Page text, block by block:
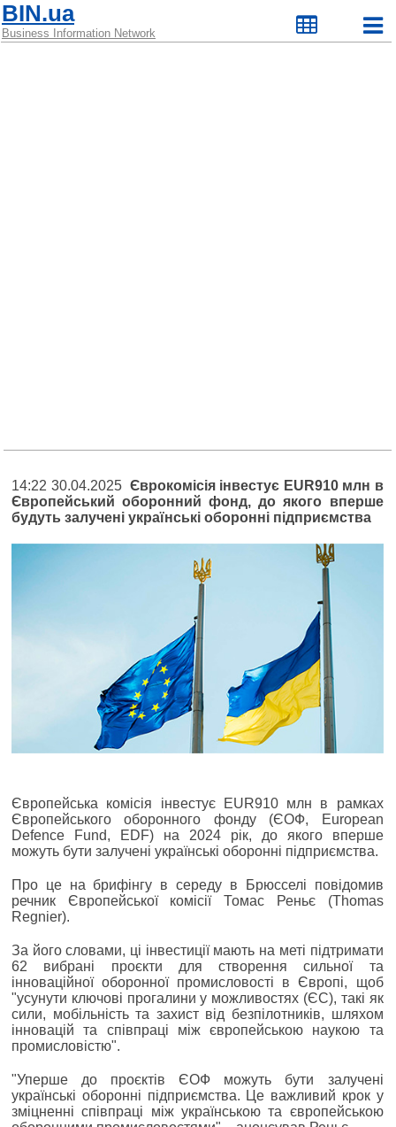
BIN.ua
Business Information Network
14:22 30.04.2025 Єврокомісія інвестує EUR910 млн в
Європейський оборонний фонд, до якого вперше
будуть залучені українські оборонні підприємства
Європейська комісія інвестує EUR910 млн в рамках
Європейського оборонного фонду (ЄОФ, European
Defence Fund, EDF) на 2024 рік, до якого вперше
можуть бути залучені українські оборонні підприємства.
Про це на брифінгу в середу в Брюсселі повідомив
речник Європейської комісії Томас Реньє (Thomas
Regnier).
За його словами, ці інвестиції мають на меті підтримати
62 вибрані проєкти для створення сильної та
інноваційної оборонної промисловості в Європі, щоб
"усунути ключові прогалини у можливостях (ЄС), такі як
сили, мобільність та захист від безпілотників, шляхом
інновацій та співпраці між європейською наукою та
промисловістю".
"Уперше до проєктів ЄОФ можуть бути залучені
українські оборонні підприємства. Це важливий крок у
зміцненні співпраці між українською та європейською